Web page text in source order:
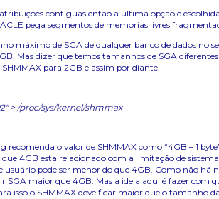
contiguas então a ultima opção é
pega segmentos de memorias livres
máximo de SGA de qualquer banco de dados no
Mas dizer que temos tamanhos de SGA
para 2GB e assim por diante.
> /proc/sys/kernel/shmmax
recomenda o valor de SHMMAX como “4GB – 1
4GB esta relacionado com a limitação de
usuário pode ser menor do que 4GB. Como não
SGA maior que 4GB. Mas a ideia aqui é fazer com
isso o SHMMAX deve ficar maior que o tamanho